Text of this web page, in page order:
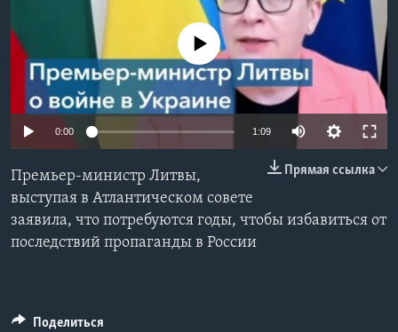
Learning English
СОЦИАЛЬНЫЕ СЕТИ
No media source currently available
0:00 1:09
Прямая ссылка
Премьер-министр Литвы,
выступая в Атлантическом совете
заявила, что потребуются годы, чтобы избавиться от
последствий пропаганды в России
Поделиться